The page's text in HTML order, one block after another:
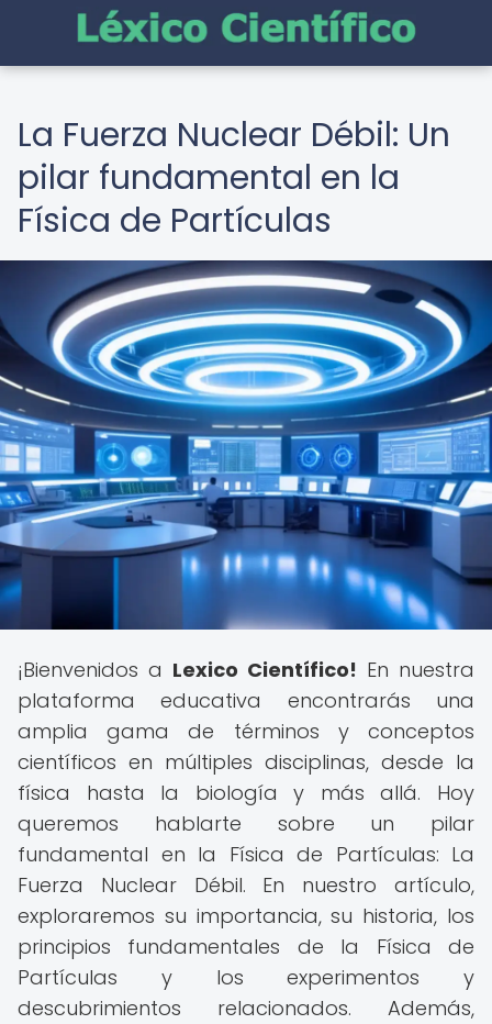
La Fuerza Nuclear Débil: Un
pilar fundamental en la
Física de Partículas
¡Bienvenidos a Lexico Científico! En nuestra
plataforma educativa encontrarás una
amplia gama de términos y conceptos
científicos en múltiples disciplinas, desde la
física hasta la biología y más allá. Hoy
queremos hablarte sobre un pilar
fundamental en la Física de Partículas: La
Fuerza Nuclear Débil. En nuestro artículo,
exploraremos su importancia, su historia, los
principios fundamentales de la Física de
Partículas y los experimentos y
descubrimientos relacionados. Además,